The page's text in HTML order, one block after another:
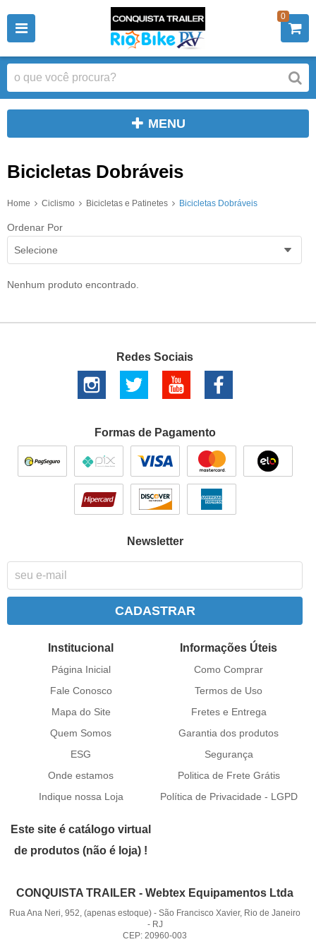
0
MENU
Bicicletas Dobráveis
Home Ciclismo Bicicletas e Patinetes Bicicletas Dobráveis
Ordenar Por
Selecione
Nenhum produto encontrado.
Redes Sociais
Formas de Pagamento
Newsletter
CADASTRAR
Institucional
Página Inicial
Fale Conosco
Mapa do Site
Quem Somos
ESG
Onde estamos
Indique nossa Loja
Informações Úteis
Como Comprar
Termos de Uso
Fretes e Entrega
Garantia dos produtos
Segurança
Politica de Frete Grátis
Política de Privacidade - LGPD
Este site é catálogo virtual
de produtos (não é loja) !
CONQUISTA TRAILER - Webtex Equipamentos Ltda
Rua Ana Neri, 952, (apenas estoque) -São Francisco Xavier, Rio de Janeiro
- RJ
CEP: 20960-003